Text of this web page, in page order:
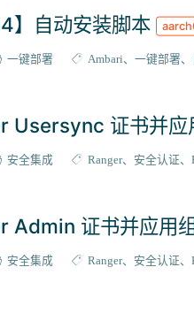
】自动安装脚本
一键部署 Ambari 一键部署
Usersync 证书并应
安全集成 Ranger 安全认证
Admin 证书并应用
安全集成 Ranger 安全认证